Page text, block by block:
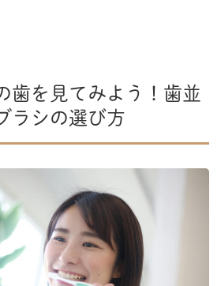
歯を見てみよう！歯並
ラシの選び方